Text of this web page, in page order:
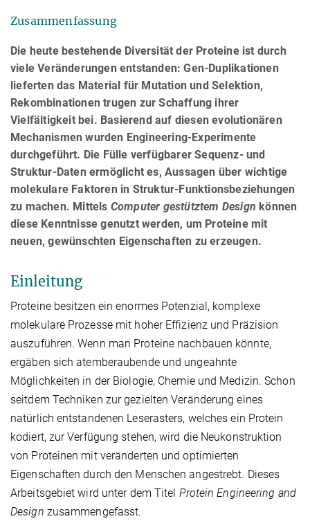
Zusammenfassung
Die heute bestehende Diversität der Proteine ist durch
viele Veränderungen entstanden: Gen-Duplikationen
lieferten das Material für Mutation und Selektion,
Rekombinationen trugen zur Schaffung ihrer
Vielfältigkeit bei. Basierend auf diesen evolutionären
Mechanismen wurden Engineering-Experimente
durchgeführt. Die Fülle verfügbarer Sequenz- und
Struktur-Daten ermöglicht es, Aussagen über wichtige
molekulare Faktoren in Struktur-Funktionsbeziehungen
zu machen. Mittels Computer gestütztem Design können
diese Kenntnisse genutzt werden, um Proteine mit
neuen, gewünschten Eigenschaften zu erzeugen.
Einleitung
Proteine besitzen ein enormes Potenzial, komplexe
molekulare Prozesse mit hoher Effizienz und Präzision
auszuführen. Wenn man Proteine nachbauen könnte,
ergäben sich atemberaubende und ungeahnte
Möglichkeiten in der Biologie, Chemie und Medizin. Schon
seitdem Techniken zur gezielten Veränderung eines
natürlich entstandenen Leserasters, welches ein Protein
kodiert, zur Verfügung stehen, wird die Neukonstruktion
von Proteinen mit veränderten und optimierten
Eigenschaften durch den Menschen angestrebt. Dieses
Arbeitsgebiet wird unter dem Titel Protein Engineering and
Design zusammengefasst.